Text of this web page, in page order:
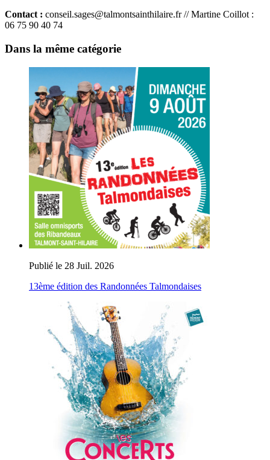
Contact : conseil.sages@talmontsainthilaire.fr// Martine Coillot :
06 75 90 40 74
Dans la même catégorie
Publié le 28 Juil. 2026
13ème édition des Randonnées Talmondaises